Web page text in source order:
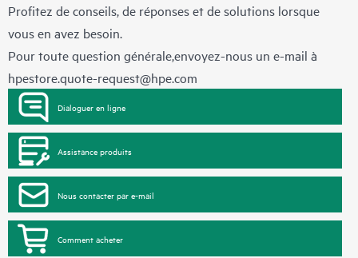
Profitez de conseils, de réponses et de solutions lorsque
vous en avez besoin.
Pour toute question générale,envoyez-nous un e-mail à
hpestore.quote-request@hpe.com
Dialoguer en ligne
Assistance produits
Nous contacter par e-mail
Comment acheter